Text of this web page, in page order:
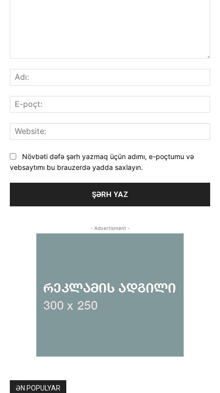
Növbəti dəfə şərh yazmaq üçün adımı, e-poçtumu və
vebsaytımı bu brauzerdə yadda saxlayın.
- Advertisment -
ƏN POPULYAR